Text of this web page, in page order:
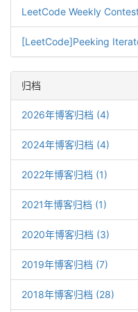
LeetCode Weekly
[LeetCode]Peeking
归档
2026年博客归档 (4)
2024年博客归档 (4)
2022年博客归档 (1)
2021年博客归档 (1)
2020年博客归档 (3)
2019年博客归档 (7)
2018年博客归档 (28)